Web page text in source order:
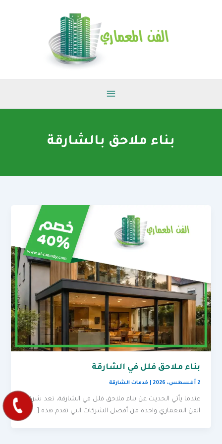
بناء ملاحق بالشارقة
بناء ملاحق فلل في الشارقة
2 أغسطس، 2026 |خدمات الشارقة
عندما يأتي الحديث عن بناء ملاحق فلل في الشارقة، تعد شركة
الفن المعماري واحدة من أفضل الشركات التي تقدم هذه […]